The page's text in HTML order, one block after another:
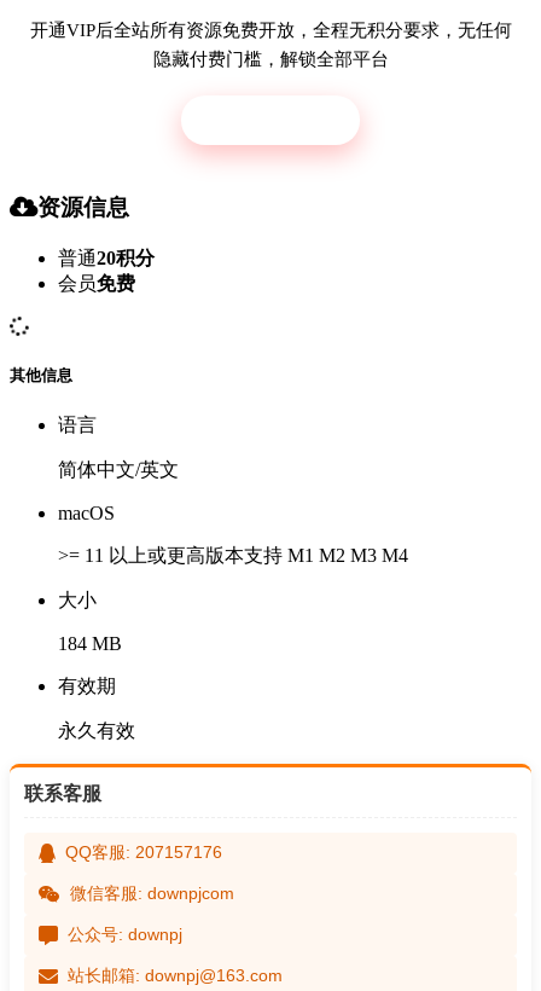
开通VIP后全站所有资源免费开放，全程无积分要求，无任何
隐藏付费门槛，解锁全部平台
资源信息
普通20积分
会员免费
其他信息
语言
简体中文/英文
macOS
>= 11 以上或更高版本支持 M1 M2 M3 M4
大小
184 MB
有效期
永久有效
联系客服
QQ客服: 207157176
微信客服: downpjcom
公众号: downpj
站长邮箱: downpj@163.com